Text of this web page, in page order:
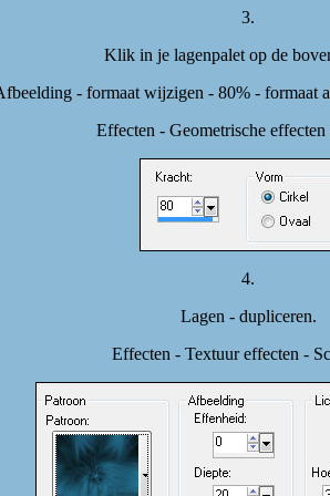
3.
Klik in je lagenpalet op de
- formaat wijzigen - 80% - formaat
Effecten - Geometrische effecten
4.
Lagen - dupliceren.
Effecten - Textuur effecten -